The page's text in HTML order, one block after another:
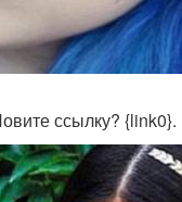
ссылку? {link0}.